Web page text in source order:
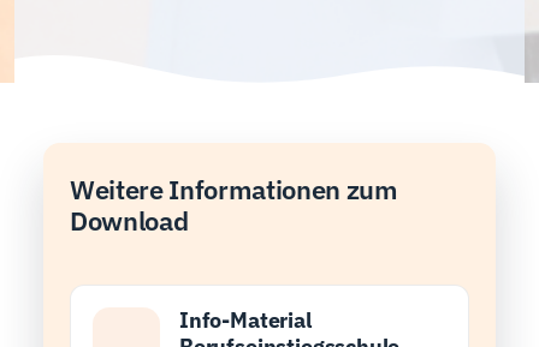
Weitere Informationen zum
Download
Info-Material